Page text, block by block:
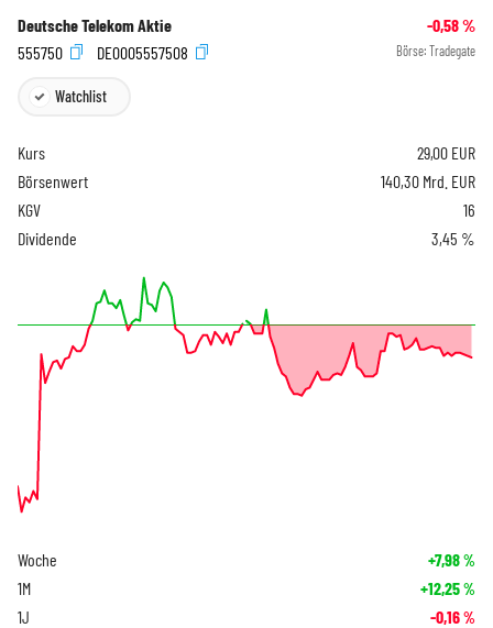
Deutsche Telekom Aktie -0,58%
555750
DE0005557508 Börse: Tradegate
Watchlist
Kurs 29,00 EUR
Börsenwert
140,30 Mrd. EUR
KGV
16
Dividende
3,45 %
Woche +7,98%
1M +12,25%
1J -0,16%